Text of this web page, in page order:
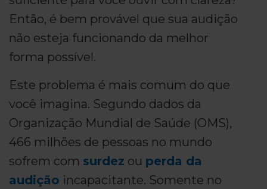
Então, é bem provável que sua audição
não esteja funcionando da melhor
forma possível.
Este problema é mais comum do que
você imagina. Segundo dados da
Organização Mundial de Saúde (OMS),
466 milhões de pessoas no mundo
sofrem com surdez ou perda da
audição incapacitante. Somente no